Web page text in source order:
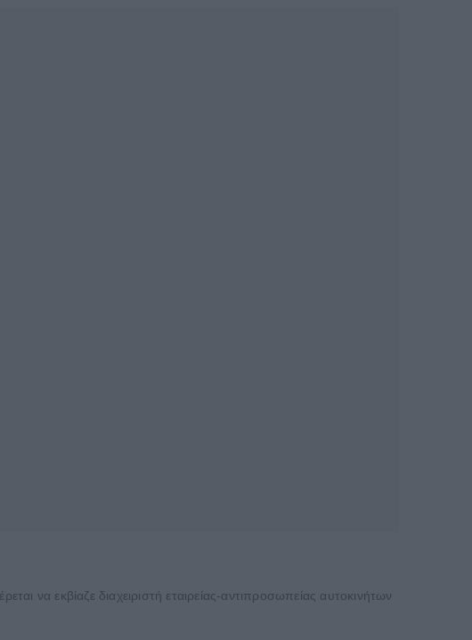
να εκβίαζε διαχειριστή εταιρείας-αντιπροσωπείας αυτοκινήτων